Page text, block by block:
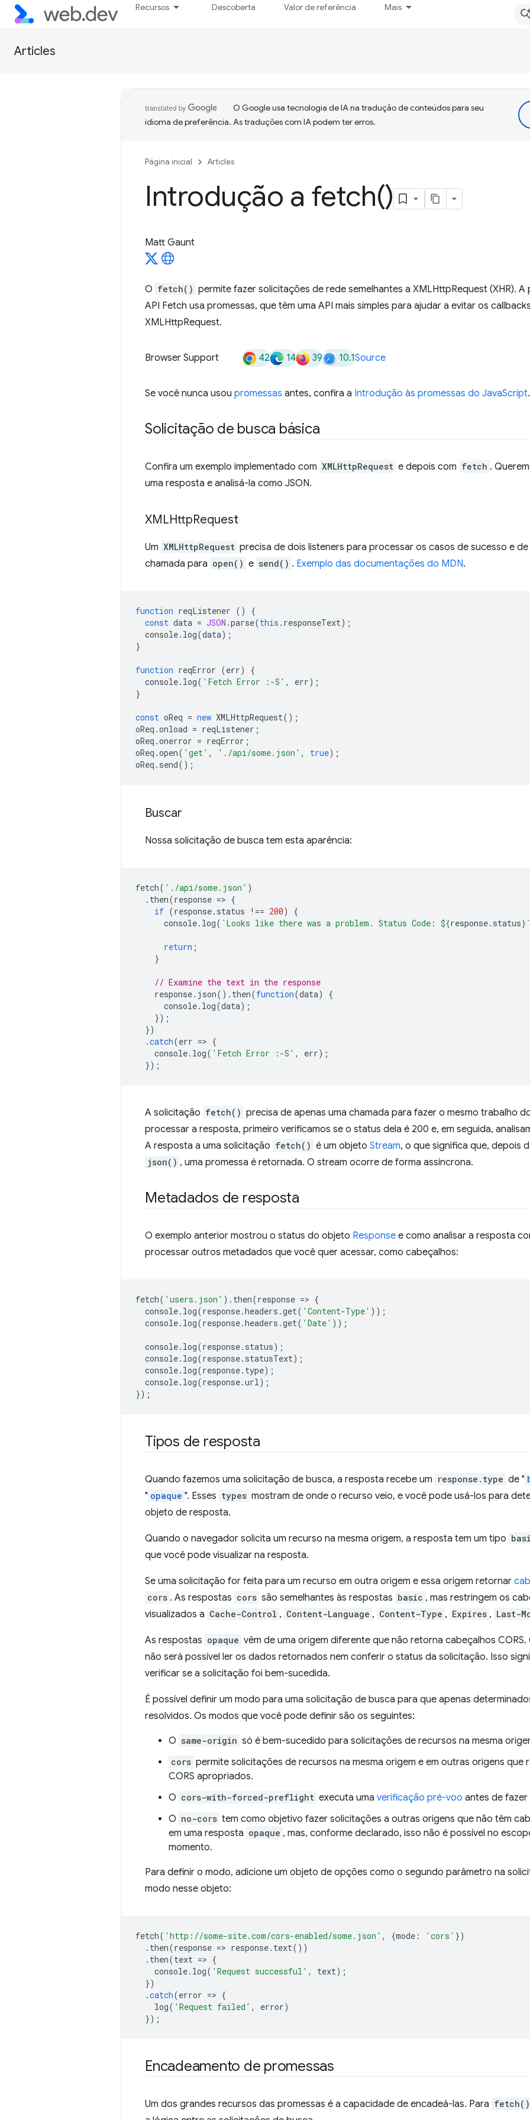
Recursos Descoberta Valor de referência Mais
Articles
O Google usa tecnologia de IA na tradução de conteúdos para seu
idioma de preferência. As traduções com IA podem ter erros.
Página inicial Articles
Introdução a fetch()
Matt Gaunt
O fetch() permite fazer solicitações de rede semelhantes a XMLHttpRequest (XHR).
API Fetch usa promessas, que têm uma API mais simples para ajudar a evitar os
XMLHttpRequest.
Browser Support 42 14 39 10.1Source
Se você nunca usou promessas antes, confira a Introdução às promessas do JavaScript.
Solicitação de busca básica
Confira um exemplo implementado com XMLHttpRequest e depois com fetch .
uma resposta e analisá-la como JSON.
XMLHttpRequest
Um XMLHttpRequest precisa de dois listeners para processar os casos de sucesso e
chamada para open() e send() . Exemplo das documentações do MDN.
function reqListener ()
{
const data = JSON .parse(this . responseText);
console. log(data);
}
function reqError (err)
{
console. log( 'Fetch Error :-S' , err);
}
const oReq = new XMLHttpRequest();
oReq .onload = reqListener ;
oReq .onerror = reqError ;
oReq .open( 'get' , './api/some.json' , true);
oReq . send();
Buscar
Nossa solicitação de busca tem esta aparência:
fetch( './api/some.json' )
. then(response => {
if (response. status !== 200)
{
console. log( `Looks like there was a problem. Status Code: ${response. status} `
return ;
}
// Examine the text in the response
response. json(). then(function(data)
{
console. log(data);
});
})
.catch(err => {
console. log( 'Fetch Error :-S' , err);
});
A solicitação fetch() precisa de apenas uma chamada para fazer o mesmo trabalho
processar a resposta, primeiro verificamos se o status dela é 200 e, em seguida,
A resposta a uma solicitação fetch() é um objeto Stream, o que significa que, depois
json() , uma promessa é retornada. O stream ocorre de forma assíncrona.
Metadados de resposta
O exemplo anterior mostrou o status do objeto Response e como analisar a resposta
processar outros metadados que você quer acessar, como cabeçalhos:
fetch( 'users.json' ). then(response => {
console. log(response.headers .get( 'Content-Type' ));
console. log(response.headers .get( 'Date' ));
console. log(response. status);
console. log(response. statusText);
console. log(response. type);
console. log(response.url);
});
Tipos de resposta
Quando fazemos uma solicitação de busca, a resposta recebe um response.type de "
" opaque ". Esses types mostram de onde o recurso veio, e você pode usá-los para
objeto de resposta.
Quando o navegador solicita um recurso na mesma origem, a resposta tem um tipo
que você pode visualizar na resposta.
Se uma solicitação for feita para um recurso em outra origem e essa origem retornar
cors . As respostas cors são semelhantes às respostas basic , mas restringem os
visualizados a Cache-Control , Content-Language , Content-Type , Expires , Last-
As respostas opaque vêm de uma origem diferente que não retorna cabeçalhos
não será possível ler os dados retornados nem conferir o status da solicitação. Isso
verificar se a solicitação foi bem-sucedida.
É possível definir um modo para uma solicitação de busca para que apenas
resolvidos. Os modos que você pode definir são os seguintes:
O same-origin só é bem-sucedido para solicitações de recursos na mesma
cors permite solicitações de recursos na mesma origem e em outras origens que
CORS apropriados.
O cors-with-forced-preflight executa uma verificação pré-voo antes de
O no-cors tem como objetivo fazer solicitações a outras origens que não têm
em uma resposta opaque , mas, conforme declarado, isso não é possível no
momento.
Para definir o modo, adicione um objeto de opções como o segundo parâmetro na
modo nesse objeto:
fetch( 'http://some-site.com/cors-enabled/some.json' , {mode : 'cors' })
. then(response => response. text())
. then(text => {
console. log( 'Request successful' , text);
})
.catch(error => {
log( 'Request failed' , error)
});
Encadeamento de promessas
Um dos grandes recursos das promessas é a capacidade de encadeá-las. Para fetch()